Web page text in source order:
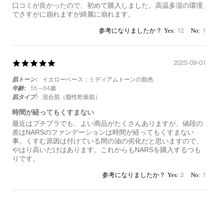
Review
by
2025
review
stating
が
か
た
の
で、
め
て
購
入
し
ま
し
口コミが良かったので、初めて購入しました。高温多湿の環境
でさすがに崩れますが綺麗に崩れます。
12 1
rating
肌トーン:
イエローベース：ミディアムトーンの肌色
年齢:
55～64歳
肌タイプ:
混合肌（脂性乾燥肌）
時間が経ってもくすまない
Review
by
on
1
Sep
2025
review
stating
時
間
が
経
も
最近はプチプラでも、よい商品がたくさんありますが、値段の
差はNARSのファンデーションは時間が経ってもくすまない
事。くすむ原因は付けている間の油の劣化だと思いますので、
やはり高いだけはあります。これからもNARSを購入するつも
りです。
2025-09-01
2 1